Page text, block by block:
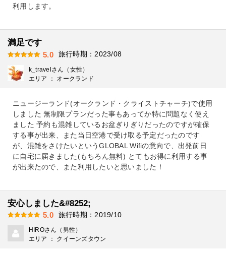
利用します。
満足です
5.0 旅行時期：2023/08
k_travelさん（女性）
エリア ： オークランド
ニュージーランド(オークランド・クライストチャーチ)で使用
しました 無制限プランだった事もあってか特に問題なく使え
ました 予約も混雑しているお盆ぎりぎりだったのですが確保
する事が出来、また当日空港で受け取る予定だったのです
が、混雑をさけたいというGLOBAL Wifiの意向で、出発前日
に自宅に届きました(もちろん無料) とてもお得に利用する事
が出来たので、また利用したいと思いました！
安心しました&#8252;️
5.0 旅行時期：2019/10
HIROさん（男性）
エリア ： クイーンズタウン